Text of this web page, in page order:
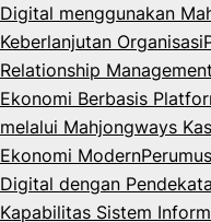
Digital menggunakan
Keberlanjutan Organisasi
Relationship
Ekonomi Berbasis
melalui Mahjongways
Ekonomi Modern
Digital dengan
Kapabilitas Sistem